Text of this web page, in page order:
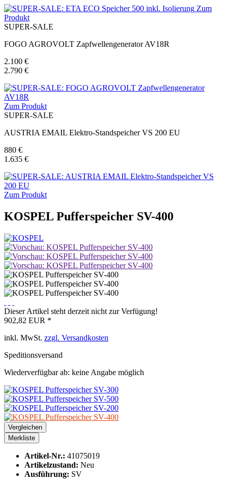
Zum
Produkt
SUPER-SALE
FOGO AGROVOLT Zapfwellengenerator AV18R
2.100 €
2.790 €
Zum Produkt
SUPER-SALE
AUSTRIA EMAIL Elektro-Standspeicher VS 200 EU
880 €
1.635 €
Zum Produkt
KOSPEL Pufferspeicher SV-400
Dieser Artikel steht derzeit nicht zur Verfügung!
902,82 EUR *
inkl. MwSt. zzgl. Versandkosten
Speditionsversand
Wiederverfügbar ab: keine Angabe möglich
Vergleichen
Merkliste
Artikel-Nr.: 41075019
Artikelzustand: Neu
Ausführung: SV